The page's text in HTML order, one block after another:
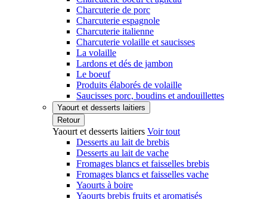
Charcuterie de porc
Charcuterie espagnole
Charcuterie italienne
Charcuterie volaille et saucisses
La volaille
Lardons et dés de jambon
Le boeuf
Produits élaborés de volaille
Saucisses porc, boudins et andouillettes
Yaourt et desserts laitiers
Retour
Yaourt et desserts laitiers Voir tout
Desserts au lait de brebis
Desserts au lait de vache
Fromages blancs et faisselles brebis
Fromages blancs et faisselles vache
Yaourts à boire
Yaourts brebis fruits et aromatisés